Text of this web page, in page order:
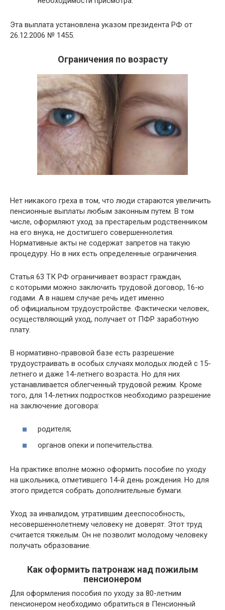
Эта выплата установлена указом президента РФ от
26.12.2006 № 1455.
Ограничения по возрасту
Нет никакого греха в том, что люди стараются увеличить
пенсионные выплаты любым законным путем. В том
числе, оформляют уход за престарелым родственником
на его внука, не достигшего совершеннолетия.
Нормативные акты не содержат запретов на такую
процедуру. Но в них есть определенные ограничения.
Статья 63 ТК РФ ограничивает возраст граждан,
с которыми можно заключить трудовой договор, 16-ю
годами. А в нашем случае речь идет именно
об официальном трудоустройстве. Фактически человек,
осуществляющий уход, получает от ПФР заработную
плату.
В нормативно-правовой базе есть разрешение
трудоустраивать в особых случаях молодых людей с 15-
летнего и даже 14-летнего возраста. Но для них
устанавливается облегченный трудовой режим. Кроме
того, для 14-летних подростков необходимо разрешение
на заключение договора:
родителя;
органов опеки и попечительства.
На практике вполне можно оформить пособие по уходу
на школьника, отметившего 14-й день рождения. Но для
этого придется собрать дополнительные бумаги.
Уход за инвалидом, утратившим дееспособность,
несовершеннолетнему человеку не доверят. Этот труд
считается тяжелым. Он не позволит молодому человеку
получать образование.
Как оформить патронаж над пожилым
пенсионером
Для оформления пособия по уходу за 80-летним
пенсионером необходимо обратиться в Пенсионный